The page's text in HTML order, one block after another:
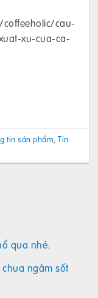
cau-
xu-cua-ca-
tin sản phẩm,Tin
qua nhé.
ngâm sốt